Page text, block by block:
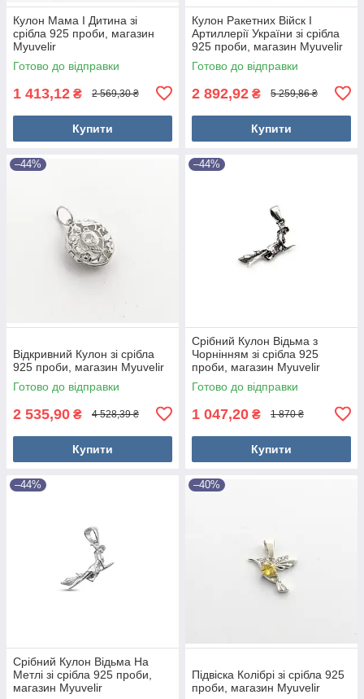
Кулон Мама І Дитина зі
срібла 925 проби, магазин
Myuvelir
Готово до відправки
1 413,12 ₴ 2 569,30 ₴
Купити
Кулон Ракетних Війск І
Артиллерії України зі срібла
925 проби, магазин Myuvelir
Готово до відправки
2 892,92 ₴ 5 259,86 ₴
Купити
–44%
Відкривний Кулон зі срібла
925 проби, магазин Myuvelir
Готово до відправки
2 535,90 ₴ 4 528,39 ₴
Купити
–44%
Срібний Кулон Відьма з
Чорнінням зі срібла 925
проби, магазин Myuvelir
Готово до відправки
1 047,20 ₴ 1 870 ₴
Купити
–44%
Срібний Кулон Відьма На
Метлі зі срібла 925 проби,
магазин Myuvelir
–40%
Підвіска Колібрі зі срібла 925
проби, магазин Myuvelir